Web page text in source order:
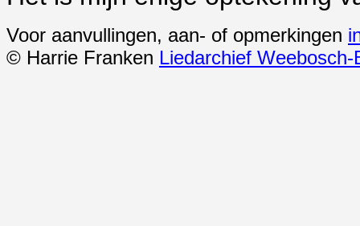
Voor aanvullingen, aan- of opmerkingen
© Harrie Franken Liedarchief Weebosch-